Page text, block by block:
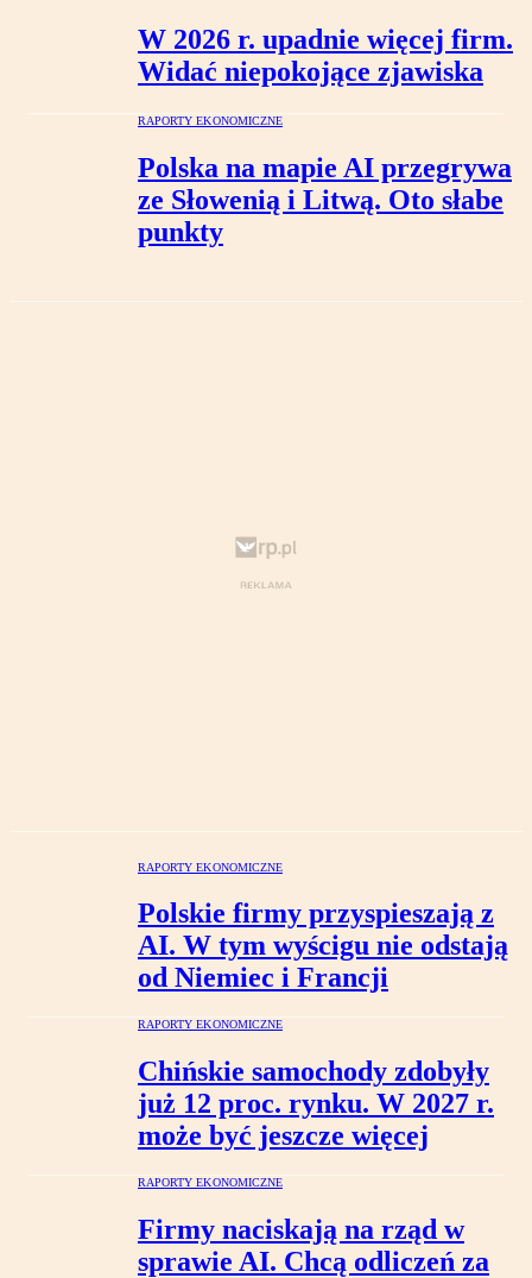
W 2026 r. upadnie więcej firm.
Widać niepokojące zjawiska
RAPORTY EKONOMICZNE
Polska na mapie AI przegrywa
ze Słowenią i Litwą. Oto słabe
punkty
RAPORTY EKONOMICZNE
Polskie firmy przyspieszają z
AI. W tym wyścigu nie odstają
od Niemiec i Francji
RAPORTY EKONOMICZNE
Chińskie samochody zdobyły
już 12 proc. rynku. W 2027 r.
może być jeszcze więcej
RAPORTY EKONOMICZNE
Firmy naciskają na rząd w
sprawie AI. Chcą odliczeń za